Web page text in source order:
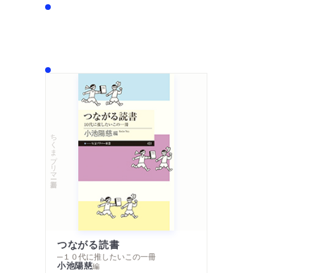
ちくまプリマー新書
つながる読書
─１０代に推したいこの一冊
小池陽慈編